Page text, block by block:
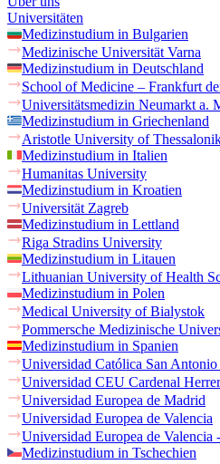
Universitäten
Medizinstudium in Bulgarien
Medizinische Universität Varna
Medizinstudium in Deutschland
School of Medicine – Frankfurt
Universitätsmedizin Neumarkt a.
Medizinstudium in Griechenland
Aristotle University of
Medizinstudium in Italien
Humanitas University
Medizinstudium in Kroatien
Universität Zagreb
Medizinstudium in Lettland
Riga Stradins University
Medizinstudium in Litauen
Lithuanian University of Health
Medizinstudium in Polen
Medical University of Bialystok
Pommersche Medizinische
Medizinstudium in Spanien
Universidad Católica San
Universidad CEU Cardenal
Universidad Europea de Madrid
Universidad Europea de Valencia
Universidad Europea de Valencia
Medizinstudium in Tschechien